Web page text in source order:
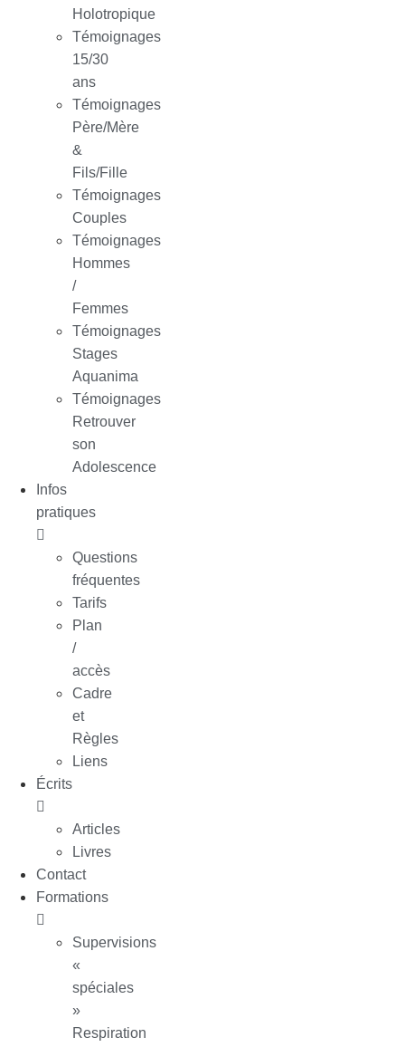
Holotropique
Témoignages
15/30
ans
Témoignages
Père/Mère
&
Fils/Fille
Témoignages
Couples
Témoignages
Hommes
/
Femmes
Témoignages
Stages
Aquanima
Témoignages
Retrouver
son
Adolescence
Infos
pratiques
Questions
fréquentes
Tarifs
Plan
/
accès
Cadre
et
Règles
Liens
Écrits
Articles
Livres
Contact
Formations
Supervisions
«
spéciales
»
Respiration